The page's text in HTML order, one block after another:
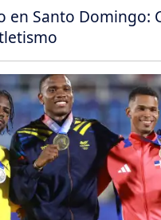
en Santo Domingo: